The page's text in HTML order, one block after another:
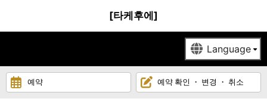
[타케후에]
예약 예약 확인 ・ 변경 ・ 취소